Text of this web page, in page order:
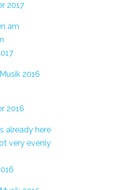
2017
am
2016
2016
already here
very evenly